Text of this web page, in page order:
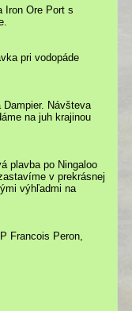
Iron Ore Port s
pri vodopáde
Návšteva
na juh krajinou
plavba po Ningaloo
v prekrásnej
výhľadmi na
Francois Peron,